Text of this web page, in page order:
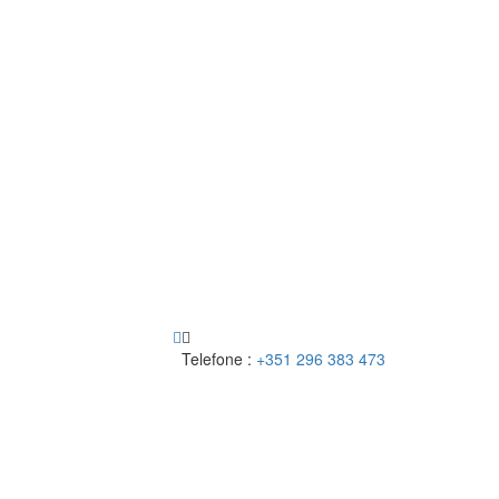
Telefone : +351 296 383 473